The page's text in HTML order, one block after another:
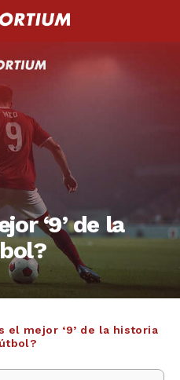
‘9’ de la
el mejor ‘9’ de la historia